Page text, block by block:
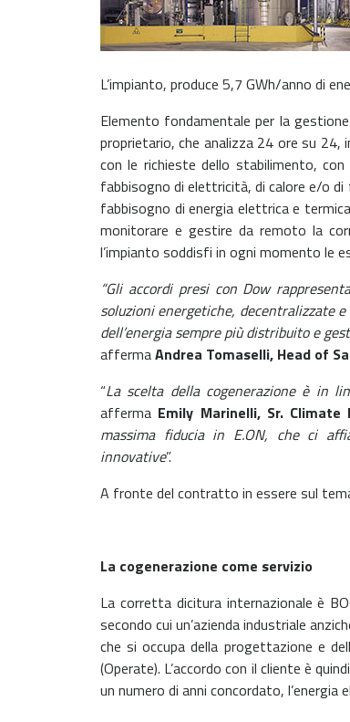
L’impianto, produce 5,7 GWh/anno di
Elemento fondamentale per la
proprietario, che analizza 24 ore su
con le richieste dello stabilimento,
fabbisogno di elettricità, di calore e/o
fabbisogno di energia elettrica e
monitorare e gestire da remoto la
l’impianto soddisfi in ogni momento le
“Gli accordi presi con Dow
soluzioni energetiche, decentralizzate
dell’energia sempre più distribuito e
affermaAndrea Tomaselli, Head of
“La scelta della cogenerazione è in
afferma Emily Marinelli, Sr. Climate
massima fiducia in E.ON, che ci
innovative”.
A fronte del contratto in essere sul
La cogenerazione come servizio
La corretta dicitura internazionale è
secondo cui un’azienda industriale
che si occupa della progettazione e
(Operate). L’accordo con il cliente è
un numero di anni concordato,